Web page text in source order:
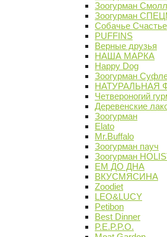
Зоогурман
Зоогурман
Собачье Счастье
PUFFINS
Верные друзья
НАША МАРКА
Happy Dog
Зоогурман
НАТУРАЛЬНАЯ
Четвероногий
Деревенские
Зоогурман
Elato
Mr.Buffalo
Зоогурман пауч
Зоогурман
ЕМ ДО ДНА
ВКУСМЯСИНА
Zoodiet
LEO&LUCY
Petibon
Best Dinner
P.E.P.P.O.